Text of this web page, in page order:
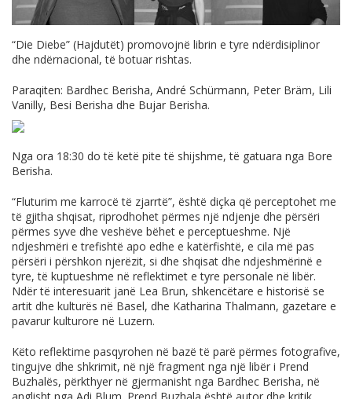
“Die Diebe” (Hajdutët) promovojnë librin e tyre ndërdisiplinor
dhe ndërnacional, të botuar rishtas.
Paraqiten: Bardhec Berisha, André Schürmann, Peter Bräm, Lili
Vanilly, Besi Berisha dhe Bujar Berisha.
Nga ora 18:30 do të ketë pite të shijshme, të gatuara nga Bore
Berisha.
“Fluturim me karrocë të zjarrtë”, është diçka që perceptohet me
të gjitha shqisat, riprodhohet përmes një ndjenje dhe përsëri
përmes syve dhe veshëve bëhet e perceptueshme. Një
ndjeshmëri e trefishtë apo edhe e katërfishtë, e cila më pas
përsëri i përshkon njerëzit, si dhe shqisat dhe ndjeshmërinë e
tyre, të kuptueshme në reflektimet e tyre personale në libër.
Ndër të interesuarit janë Lea Brun, shkencëtare e historisë se
artit dhe kulturës në Basel, dhe Katharina Thalmann, gazetare e
pavarur kulturore në Luzern.
Këto reflektime pasqyrohen në bazë të parë përmes fotografive,
tingujve dhe shkrimit, në një fragment nga një libër i Prend
Buzhalës, përkthyer në gjermanisht nga Bardhec Berisha, në